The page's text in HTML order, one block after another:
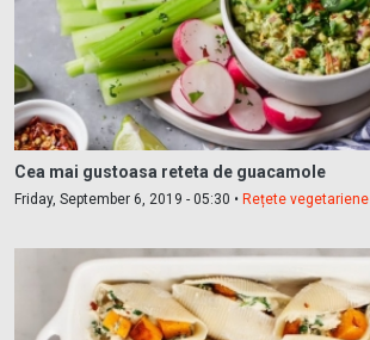
Cea mai gustoasa reteta de guacamole
Friday, September 6, 2019 - 05:30 • Rețete vegetariene